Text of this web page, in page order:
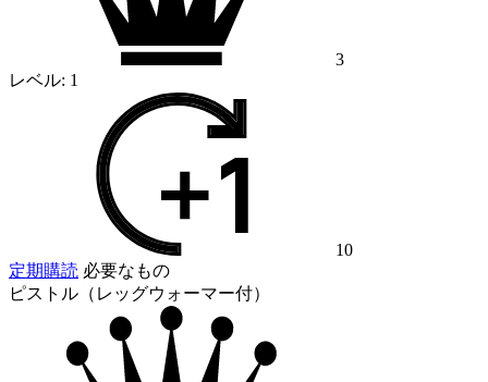
3
レベル: 1
10
定期購読 必要なもの
ピストル（レッグウォーマー付）